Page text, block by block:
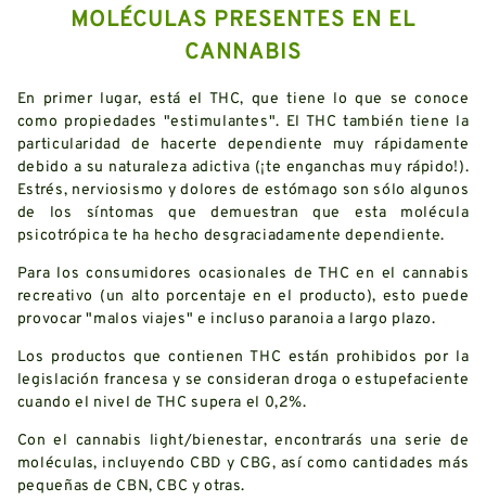
MOLÉCULAS PRESENTES EN EL
CANNABIS
En primer lugar, está el THC, que tiene lo que se conoce
como propiedades "estimulantes". El THC también tiene la
particularidad de hacerte dependiente muy rápidamente
debido a su naturaleza adictiva (¡te enganchas muy rápido!).
Estrés, nerviosismo y dolores de estómago son sólo algunos
de los síntomas que demuestran que esta molécula
psicotrópica te ha hecho desgraciadamente dependiente.
Para los consumidores ocasionales de THC en el cannabis
recreativo (un alto porcentaje en el producto), esto puede
provocar "malos viajes" e incluso paranoia a largo plazo.
Los productos que contienen THC están prohibidos por la
legislación francesa y se consideran droga o estupefaciente
cuando el nivel de THC supera el 0,2%.
Con el cannabis light/bienestar, encontrarás una serie de
moléculas, incluyendo CBD y CBG, así como cantidades más
pequeñas de CBN, CBC y otras.